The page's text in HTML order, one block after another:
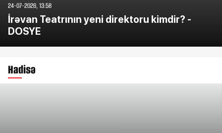
24-07-2026, 13:58
İrəvan Teatrının yeni direktoru kimdir? -
DOSYE
Hadisə